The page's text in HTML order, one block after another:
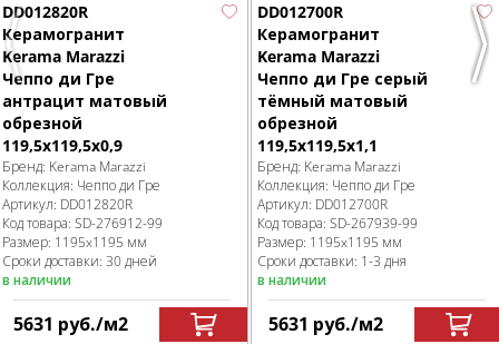
Previous
DD012820R
Керамогранит
Kerama Marazzi
Чеппо ди Гре
антрацит матовый
обрезной
119,5x119,5x0,9
Бренд: Kerama Marazzi
Коллекция: Чеппо ди Гре
Артикул: DD012820R
Код товара: SD-276912-99
Размер: 1195x1195 мм
Сроки доставки: 30 дней
в наличии
5631 руб./м2
DD012700R
Керамогранит
Kerama Marazzi
Чеппо ди Гре серый
тёмный матовый
обрезной
119,5x119,5x1,1
Бренд: Kerama Marazzi
Коллекция: Чеппо ди Гре
Артикул: DD012700R
Код товара: SD-267939-99
Размер: 1195x1195 мм
Сроки доставки: 1-3 дня
в наличии
5631 руб./м2